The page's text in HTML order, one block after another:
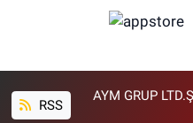
RSS
AYM GRUP